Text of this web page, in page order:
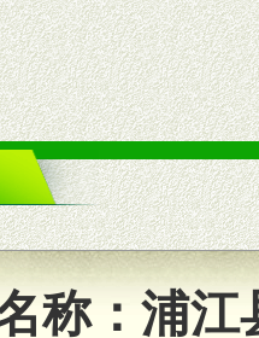
格；建立全
营；建立区
称： 浦江